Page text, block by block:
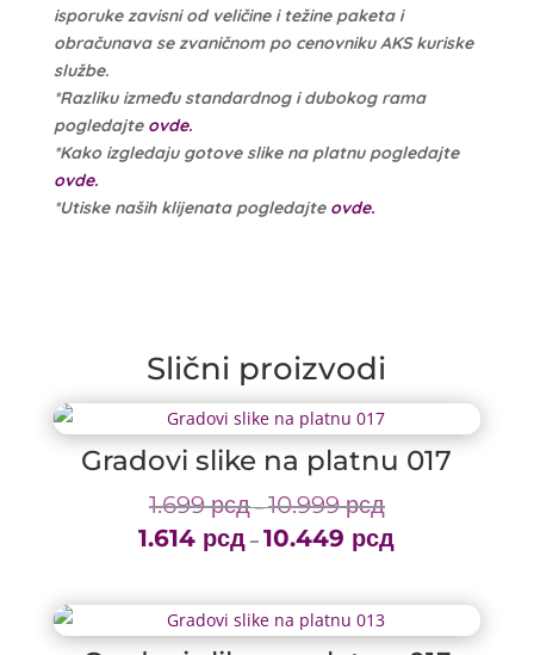
isporuke zavisni od veličine i težine paketa i
obračunava se zvaničnom po cenovniku AKS kuriske
službe.
*Razliku između standardnog i dubokog rama
pogledajte ovde.
*Kako izgledaju gotove slike na platnu pogledajte
ovde.
*Utiske naših klijenata pogledajte ovde.
Slični proizvodi
Gradovi slike na platnu 017
1.699рсд – 10.999рсдPrice
range:
10.999 рсд
1.614 рсд – 10.449 рсд